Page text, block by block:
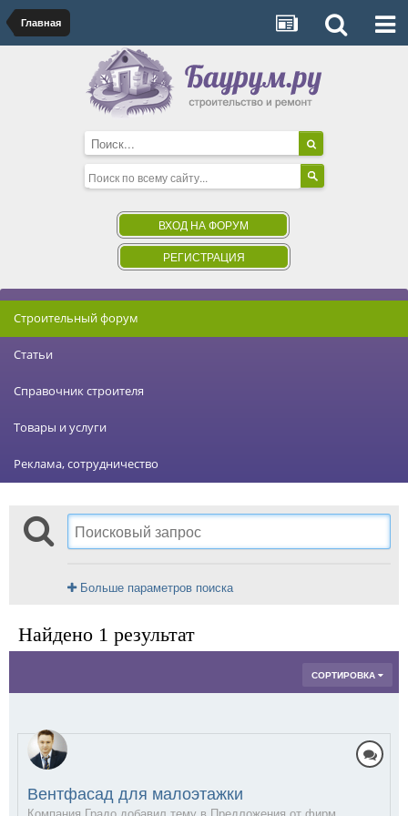
Главная
ВХОД НА ФОРУМ
РЕГИСТРАЦИЯ
Строительный форум
Статьи
Справочник строителя
Товары и услуги
Реклама, сотрудничество
Больше параметров поиска
Найдено 1 результат
СОРТИРОВКА
Вентфасад для малоэтажки